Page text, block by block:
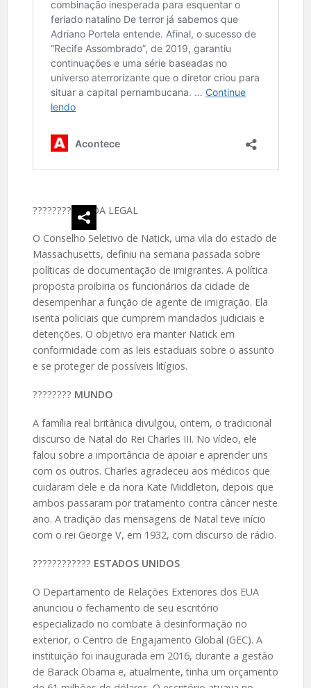
????????‍ VIDA LEGAL
O Conselho Seletivo de Natick, uma vila do estado de
Massachusetts, definiu na semana passada sobre
políticas de documentação de imigrantes. A política
proposta proibiria os funcionários da cidade de
desempenhar a função de agente de imigração. Ela
isenta policiais que cumprem mandados judiciais e
detenções. O objetivo era manter Natick em
conformidade com as leis estaduais sobre o assunto
e se proteger de possíveis litígios.
????️???? MUNDO
A família real britânica divulgou, ontem, o tradicional
discurso de Natal do Rei Charles III. No vídeo, ele
falou sobre a importância de apoiar e aprender uns
com os outros. Charles agradeceu aos médicos que
cuidaram dele e da nora Kate Middleton, depois que
ambos passaram por tratamento contra câncer neste
ano. A tradição das mensagens de Natal teve início
com o rei George V, em 1932, com discurso de rádio.
????️???????? ESTADOS UNIDOS
O Departamento de Relações Exteriores dos EUA
anunciou o fechamento de seu escritório
especializado no combate à desinformação no
exterior, o Centro de Engajamento Global (GEC). A
instituição foi inaugurada em 2016, durante a gestão
de Barack Obama e, atualmente, tinha um orçamento